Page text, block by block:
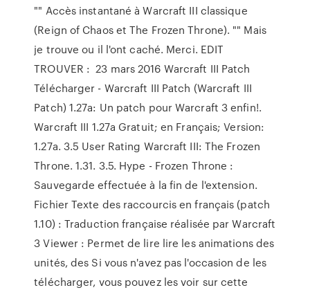
"" Accès instantané à Warcraft III classique
(Reign of Chaos et The Frozen Throne). "" Mais
je trouve ou il l'ont caché. Merci. EDIT
TROUVER : 23 mars 2016 Warcraft III Patch
Télécharger - Warcraft III Patch (Warcraft III
Patch) 1.27a: Un patch pour Warcraft 3 enfin!.
Warcraft III 1.27a Gratuit; en Français; Version:
1.27a. 3.5 User Rating Warcraft III: The Frozen
Throne. 1.31. 3.5. Hype - Frozen Throne :
Sauvegarde effectuée à la fin de l'extension.
Fichier Texte des raccourcis en français (patch
1.10) : Traduction française réalisée par Warcraft
3 Viewer : Permet de lire lire les animations des
unités, des Si vous n'avez pas l'occasion de les
télécharger, vous pouvez les voir sur cette